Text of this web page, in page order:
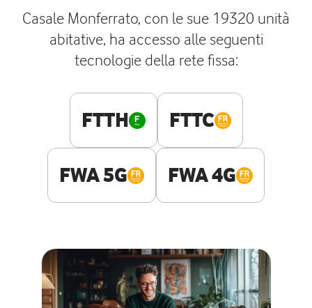
Casale Monferrato, con le sue 19320 unità
abitative, ha accesso alle seguenti
tecnologie della rete fissa:
FTTH FTTC
FWA 5G FWA 4G